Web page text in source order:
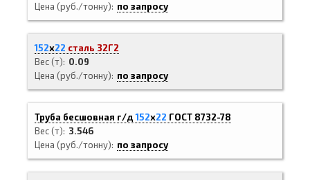
Цена (руб./тонну)
по запросу
152х22 сталь 32Г2
Вес (т)
0.09
Цена (руб./тонну)
по запросу
Труба бесшовная г/д152х22 ГОСТ 8732-78
Вес (т)
3.546
Цена (руб./тонну)
по запросу